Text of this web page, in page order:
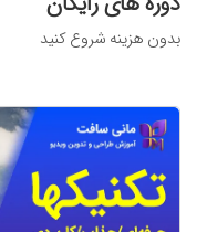
بدون هزینه شروع کنید